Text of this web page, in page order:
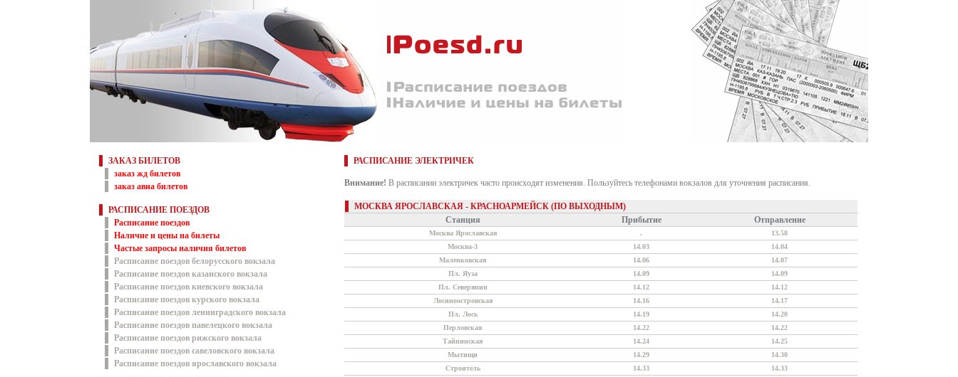
ЗАКАЗ БИЛЕТОВ
заказ жд билетов
заказ авиа билетов
РАСПИСАНИЕ ПОЕЗДОВ
Расписание поездов
Наличие и цены на билеты
Частые запросы наличия билетов
Расписание поездов белорусского вокзала
Расписание поездов казанского вокзала
Расписание поездов киевского вокзала
Расписание поездов курского вокзала
Расписание поездов ленинградского вокзала
Расписание поездов павелецкого вокзала
Расписание поездов рижского вокзала
Расписание поездов савеловского вокзала
Расписание поездов ярославского вокзала
РАСПИСАНИЕ ЭЛЕКТРИЧЕК
Внимание! В расписании электричек часто происходят изменения. Пользуйтесь телефонами вокзалов для уточнения расписания.
МОСКВА ЯРОСЛАВСКАЯ - КРАСНОАРМЕЙСК (ПО ВЫХОДНЫМ)
Станция
Прибытие Отправление
Москва Ярославская .
13.58
Москва-3
14.03
14.04
Маленковская
14.06
14.07
Пл. Яуза
14.09
14.09
Пл. Северянин
14.12
14.12
Лосиноостровская
14.16
14.17
Пл. Лось
14.19
14.20
Перловская
14.22
14.22
Тайнинская
14.24
14.25
Мытищи
14.29
14.30
Строитель
14.33
14.33